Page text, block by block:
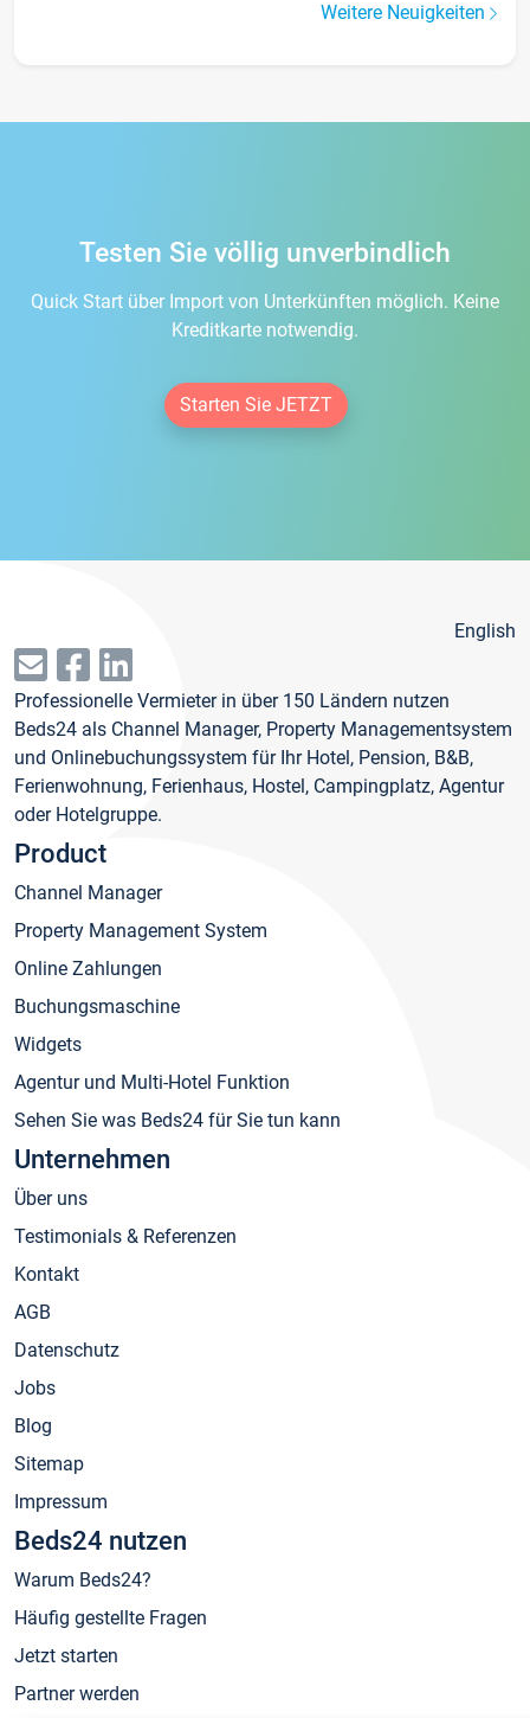
Weitere Neuigkeiten
Testen Sie völlig unverbindlich
Quick Start über Import von Unterkünften möglich. Keine
Kreditkarte notwendig.
Starten Sie JETZT
English
Professionelle Vermieter in über 150 Ländern nutzen
Beds24 als Channel Manager, Property Managementsystem
und Onlinebuchungssystem für Ihr Hotel, Pension, B&B,
Ferienwohnung, Ferienhaus, Hostel, Campingplatz, Agentur
oder Hotelgruppe.
Product
Channel Manager
Property Management System
Online Zahlungen
Buchungsmaschine
Widgets
Agentur und Multi-Hotel Funktion
Sehen Sie was Beds24 für Sie tun kann
Unternehmen
Über uns
Testimonials & Referenzen
Kontakt
AGB
Datenschutz
Jobs
Blog
Sitemap
Impressum
Beds24 nutzen
Warum Beds24?
Häufig gestellte Fragen
Jetzt starten
Partner werden